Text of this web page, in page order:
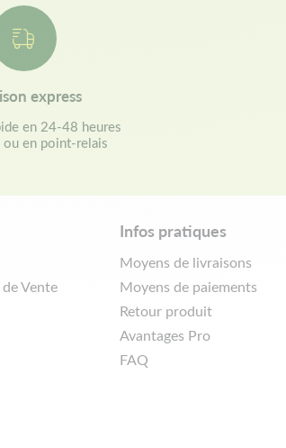
express
en 24-48 heures
en point-relais
Vente
Infos pratiques
Moyens de livraisons
Moyens de paiements
Retour produit
Avantages Pro
FAQ